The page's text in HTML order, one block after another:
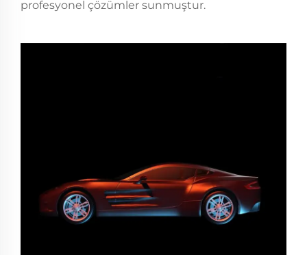
profesyonel çözümler sunmuştur.